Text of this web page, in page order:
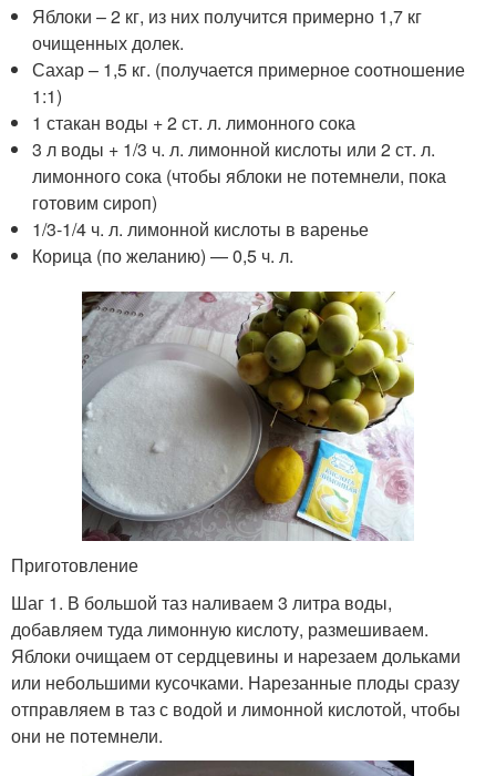
Яблоки – 2 кг, из них получится примерно 1,7 кг
очищенных долек.
Сахар – 1,5 кг. (получается примерное соотношение
1:1)
1 стакан воды + 2 ст. л. лимонного сока
3 л воды + 1/3 ч. л. лимонной кислоты или 2 ст. л.
лимонного сока (чтобы яблоки не потемнели, пока
готовим сироп)
1/3-1/4 ч. л. лимонной кислоты в варенье
Корица (по желанию) — 0,5 ч. л.
Приготовление
Шаг 1. В большой таз наливаем 3 литра воды,
добавляем туда лимонную кислоту, размешиваем.
Яблоки очищаем от сердцевины и нарезаем дольками
или небольшими кусочками. Нарезанные плоды сразу
отправляем в таз с водой и лимонной кислотой, чтобы
они не потемнели.